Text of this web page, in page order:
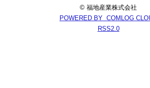
© 福地産業株式会社
POWERED BY COMLOG
RSS2.0